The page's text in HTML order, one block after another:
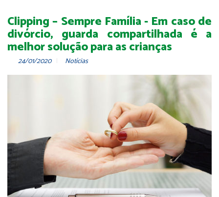
Clipping – Sempre Família - Em caso de
divórcio, guarda compartilhada é a
melhor solução para as crianças
24/01/2020 Notícias